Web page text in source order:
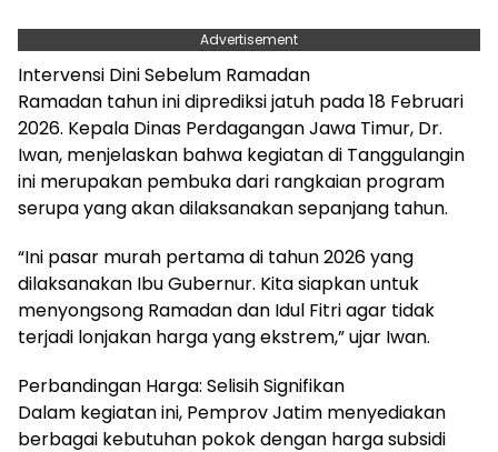
Advertisement
Intervensi Dini Sebelum Ramadan
Ramadan tahun ini diprediksi jatuh pada 18 Februari
2026. Kepala Dinas Perdagangan Jawa Timur, Dr.
Iwan, menjelaskan bahwa kegiatan di Tanggulangin
ini merupakan pembuka dari rangkaian program
serupa yang akan dilaksanakan sepanjang tahun.
“Ini pasar murah pertama di tahun 2026 yang
dilaksanakan Ibu Gubernur. Kita siapkan untuk
menyongsong Ramadan dan Idul Fitri agar tidak
terjadi lonjakan harga yang ekstrem,” ujar Iwan.
Perbandingan Harga: Selisih Signifikan
Dalam kegiatan ini, Pemprov Jatim menyediakan
berbagai kebutuhan pokok dengan harga subsidi